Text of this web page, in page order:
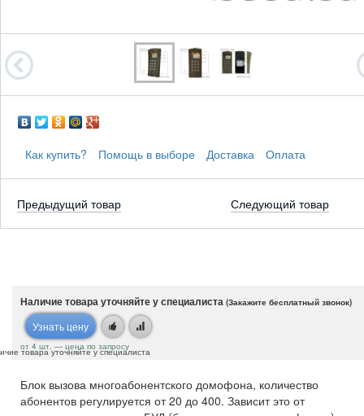
Как купить? Помощь в выборе Доставка Оплата
Следующий товар
Предыдущий товар
Наличие товара уточняйте у специалиста (Закажите бесплатный звонок)
Узнать цену
товара уточняйте у специалиста
от 4 шт. — цена по запросу
Блок вызова многоабонентского домофона, количество
абонентов регулируется от 20 до 400. Зависит это от